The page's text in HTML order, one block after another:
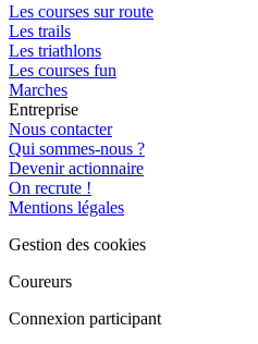
Les courses sur route
Les trails
Les triathlons
Les courses fun
Marches
Entreprise
Nous contacter
Qui sommes-nous ?
Devenir actionnaire
On recrute !
Mentions légales
Gestion des cookies
Coureurs
Connexion participant